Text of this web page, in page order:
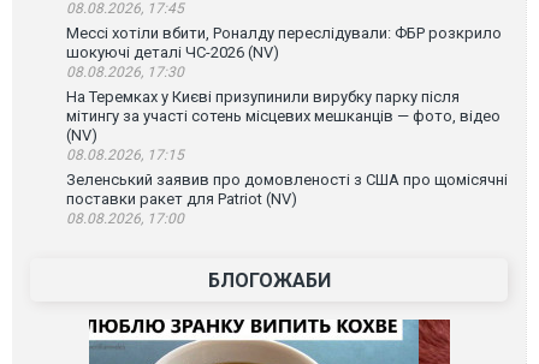
08.08.2026, 17:45
Мессі хотіли вбити, Роналду переслідували: ФБР розкрило
шокуючі деталі ЧС-2026 (NV)
08.08.2026, 17:30
На Теремках у Києві призупинили вирубку парку після
мітингу за участі сотень місцевих мешканців — фото, відео
(NV)
08.08.2026, 17:15
Зеленський заявив про домовленості з США про щомісячні
поставки ракет для Patriot (NV)
08.08.2026, 17:00
БЛОГОЖАБИ